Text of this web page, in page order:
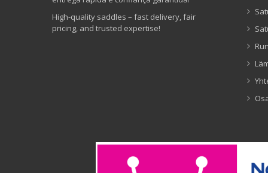
High-quality saddles – fast delivery, fair
pricing, and trusted expertise!